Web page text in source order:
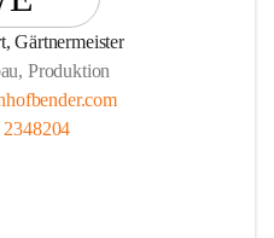
Gärtnermeister
Produktion